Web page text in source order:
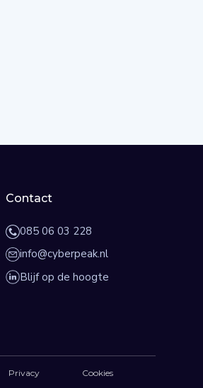
Contact
085 06 03 228
info@cyberpeak.nl
Blijf op de hoogte
Privacy Cookies